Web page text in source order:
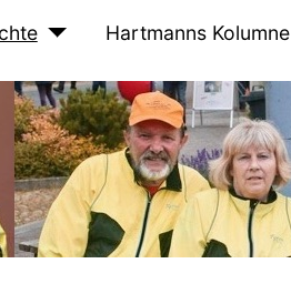
Hartmanns Kolumne